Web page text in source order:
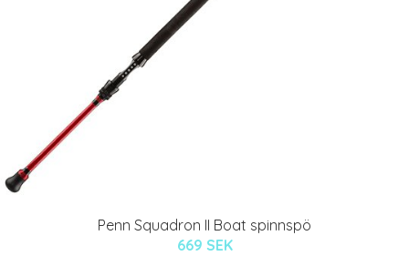
Penn Squadron II Boat spinnspö
669 SEK